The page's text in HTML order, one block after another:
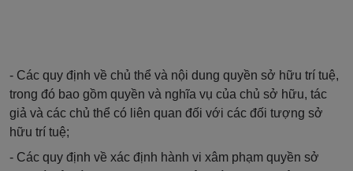
- Các quy định về chủ thể và nội dung quyền sở hữu trí tuệ,
trong đó bao gồm quyền và nghĩa vụ của chủ sở hữu, tác
giả và các chủ thể có liên quan đối với các đối tượng sở
hữu trí tuệ;
- Các quy định về xác định hành vi xâm phạm quyền sở